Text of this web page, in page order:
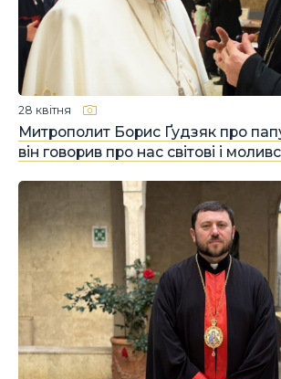
Митрополит Борис Ґудзяк про
він говорив про нас світові і
28 квітня